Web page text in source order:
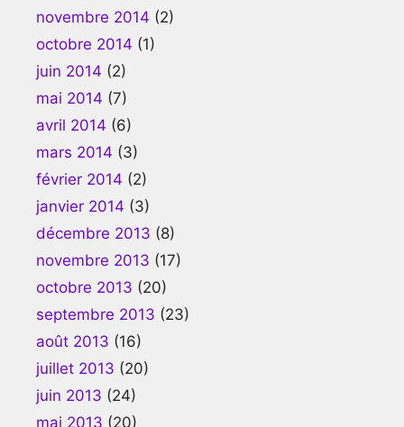
novembre 2014 (2)
octobre 2014 (1)
juin 2014 (2)
mai 2014 (7)
avril 2014 (6)
mars 2014 (3)
février 2014 (2)
janvier 2014 (3)
décembre 2013 (8)
novembre 2013 (17)
octobre 2013 (20)
septembre 2013 (23)
août 2013 (16)
juillet 2013 (20)
juin 2013 (24)
mai 2013 (20)